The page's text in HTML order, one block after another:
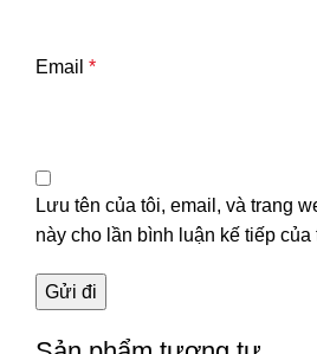
Email *
Lưu tên của tôi, email, và trang
này cho lần bình luận kế tiếp của